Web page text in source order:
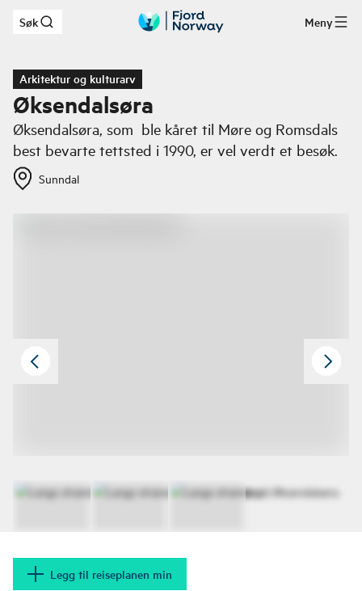
Hopp til hovedinnhold
Søk Meny
Arkitektur og kulturarv
Øksendalsøra
Øksendalsøra, som ble kåret til Møre og Romsdals
best bevarte tettsted i 1990, er vel verdt et besøk.
Sunndal
Legg til reiseplanen min